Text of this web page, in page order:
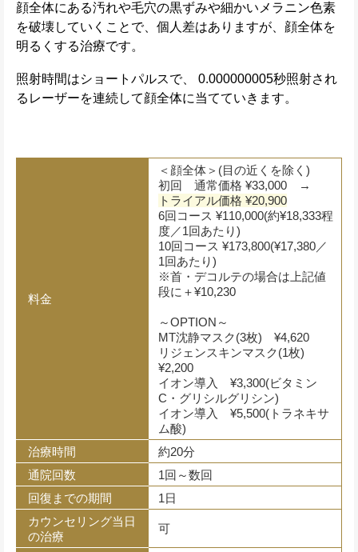
顔全体にある汚れや毛穴の黒ずみや細かいメラニン色素
を破壊していくことで、個人差はありますが、顔全体を
明るくする治療です。
照射時間はショートパルスで、 0.000000005秒照射され
るレーザーを連続して顔全体に当てていきます。
料金
＜顔全体＞(目の近くを除く)
初回 通常価格 ¥33,000 →
トライアル価格 ¥20,900
6回コース ¥110,000(約¥18,333程
度／1回あたり)
10回コース ¥173,800(¥17,380／
1回あたり)
※首・デコルテの場合は上記値
段に＋¥10,230
～OPTION～
MT沈静マスク(3枚) ¥4,620
リジェンスキンマスク(1枚)
¥2,200
イオン導入 ¥3,300(ビタミン
C・グリシルグリシン)
イオン導入 ¥5,500(トラネキサ
ム酸)
治療時間
約20分
通院回数
1回～数回
回復までの期間
1日
カウンセリング当日
の治療
可